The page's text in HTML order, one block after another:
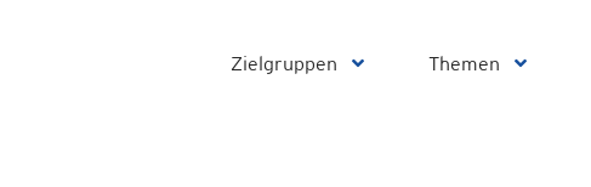
Zielgruppen Themen